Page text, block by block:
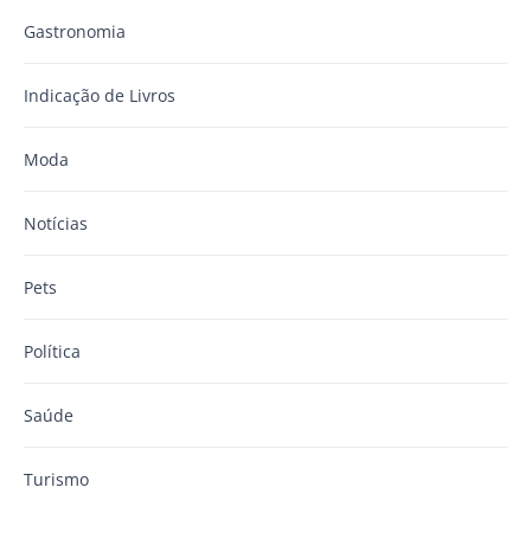
Gastronomia
Indicação de Livros
Moda
Notícias
Pets
Política
Saúde
Turismo